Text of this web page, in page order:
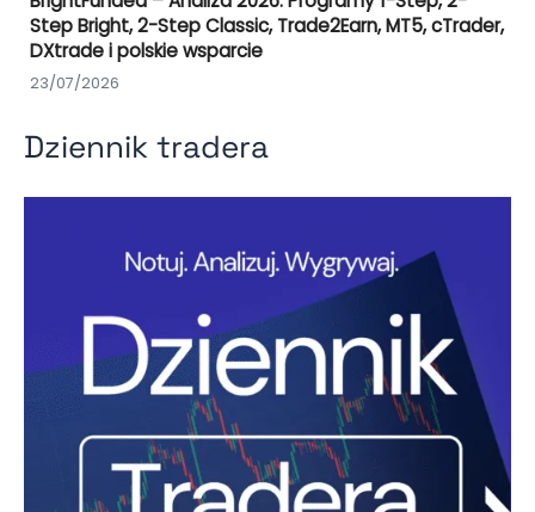
Step Bright, 2-Step Classic, Trade2Earn, MT5, cTrader,
DXtrade i polskie wsparcie
23/07/2026
Dziennik tradera